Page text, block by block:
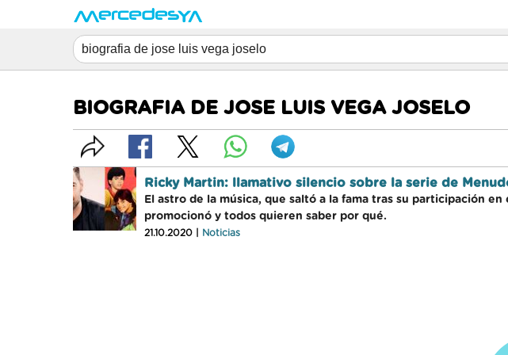
BIOGRAFIA DE JOSE LUIS VEGA JOSELO
Ricky Martin: llamativo silencio sobre la serie de
El astro de la música, que saltó a la fama tras su participación
promocionó y todos quieren saber por qué.
21.10.2020 | Noticias